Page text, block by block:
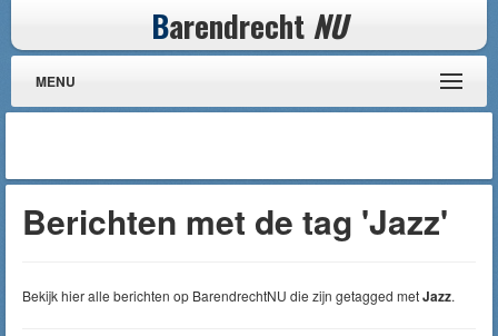
Barendrecht NU
MENU
Berichten met de tag 'Jazz'
Bekijk hier alle berichten op BarendrechtNU die zijn getagged metJazz.